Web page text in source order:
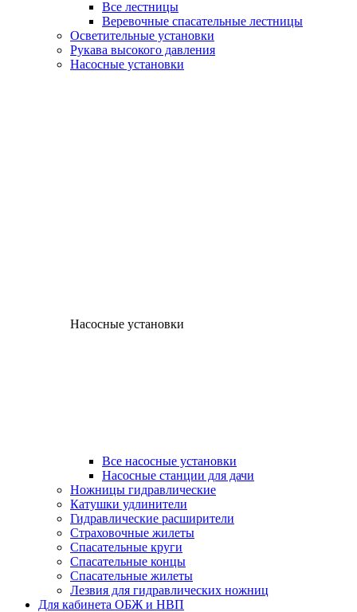
Все лестницы
Веревочные спасательные лестницы
Осветительные установки
Рукава высокого давления
Насосные установки
Насосные установки
Все насосные установки
Насосные станции для дачи
Ножницы гидравлические
Катушки удлинители
Гидравлические расширители
Страховочные жилеты
Спасательные круги
Спасательные концы
Спасательные жилеты
Лезвия для гидравлических ножниц
Для кабинета ОБЖ и НВП